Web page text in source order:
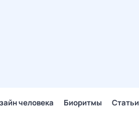
человека Биоритмы Статьи